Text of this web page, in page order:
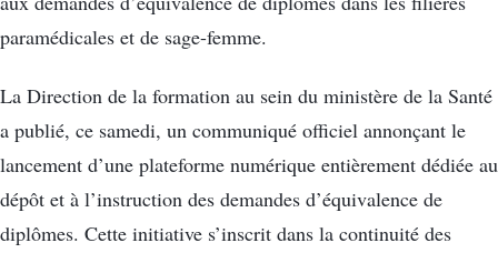
paramédicales et de sage-femme.
La Direction de la formation au sein du ministère de la Santé
a publié, ce samedi, un communiqué officiel annonçant le
lancement d’une plateforme numérique entièrement dédiée au
dépôt et à l’instruction des demandes d’équivalence de
diplômes. Cette initiative s’inscrit dans la continuité des